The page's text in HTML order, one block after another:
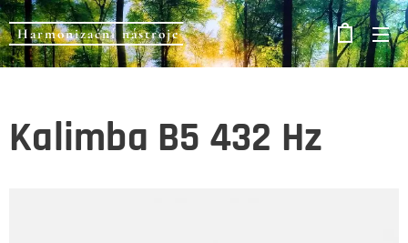
Harmonizační nástroje
Kalimba B5 432 Hz